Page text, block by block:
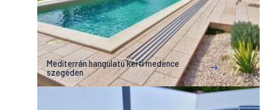
Mediterrán hangulatú kerti medence
szegeden